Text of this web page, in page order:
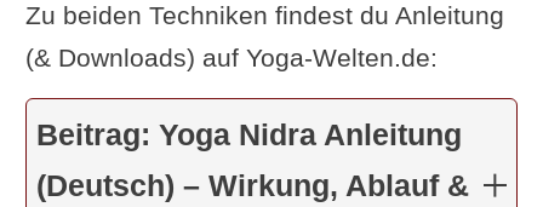
Zu beiden Techniken findest du Anleitung
(& Downloads) auf Yoga-Welten.de:
Beitrag: Yoga Nidra Anleitung
(Deutsch) – Wirkung, Ablauf &